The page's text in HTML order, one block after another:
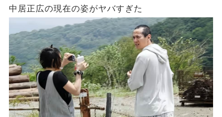
中居正広の現在の姿がヤバすぎた